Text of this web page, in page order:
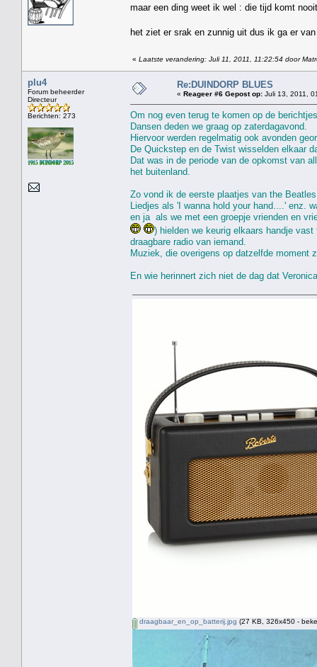
maar een ding weet ik wel : die tijd komt
het ziet er srak en zunnig uit dus ik ga er
« Laatste verandering: Juli 11, 2011, 11:22:54 door
plu4
Forum beheerder
Directeur
Berichten: 273
Re:DUINDORP BLUES
« Reageer #6 Gepost op: Juli 13, 2011,
Om nog even terug te komen op de
Dansen deden we graag op zaterdagavond.
Hiervoor werden regelmatig ook avonden
De Quickstep en de Twist wisselden elkaar
Dat was in de periode van de opkomst van
het buitenland.
Zo vond ik de eerste plaatjes van the
Liedjes als 'I wanna hold your hand....' enz.
en ja als we met een groepje vrienden en
) hielden we keurig elkaars handje
draagbare radio van iemand.
Muziek, die overigens op datzelfde moment
En wie herinnert zich niet de dag dat
draagbaar_en_op_batterij.jpg (27 KB, 326x450 -